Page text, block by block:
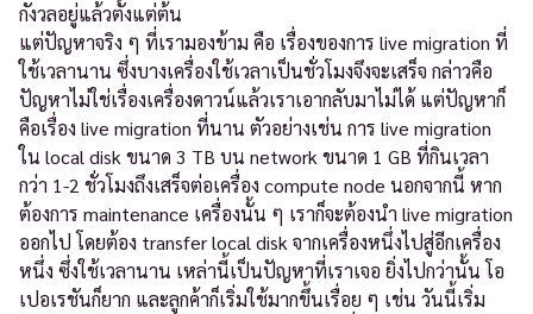
กังวลอยู่แล้วตั้งแต่ต้น
แต่ปัญหาจริง ๆ ที่เรามองข้าม คือ เรื่องของการ live migration ที่
ใช้เวลานาน ซึ่งบางเครื่องใช้เวลาเป็นชั่วโมงจึงจะเสร็จ กล่าวคือ
ปัญหาไม่ใช่เรื่องเครื่องดาวน์แล้วเราเอากลับมาไม่ได้ แต่ปัญหาก็
คือเรื่อง live migration ที่นาน ตัวอย่างเช่น การ live migration
ใน local disk ขนาด 3 TB บน network ขนาด 1 GB ที่กินเวลา
กว่า 1-2 ชั่วโมงถึงเสร็จต่อเครื่อง compute node นอกจากนี้ หาก
ต้องการ maintenance เครื่องนั้น ๆ เราก็จะต้องนำ live migration
ออกไป โดยต้อง transfer local disk จากเครื่องหนึ่งไปสู่อีกเครื่อง
หนึ่ง ซึ่งใช้เวลานาน เหล่านี้เป็นปัญหาที่เราเจอ ยิ่งไปกว่านั้น โอ
เปอเรชันก็ยาก และลูกค้าก็เริ่มใช้มากขึ้นเรื่อย ๆ เช่น วันนี้เริ่ม